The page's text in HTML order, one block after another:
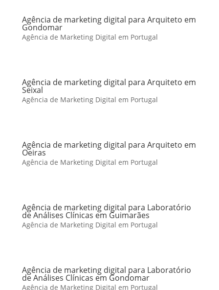
Agência de marketing digital para Arquiteto em
Gondomar
Agência de Marketing Digital em Portugal
Agência de marketing digital para Arquiteto em
Seixal
Agência de Marketing Digital em Portugal
Agência de marketing digital para Arquiteto em
Oeiras
Agência de Marketing Digital em Portugal
Agência de marketing digital para Laboratório
de Análises Clínicas em Guimarães
Agência de Marketing Digital em Portugal
Agência de marketing digital para Laboratório
de Análises Clínicas em Gondomar
Agência de Marketing Digital em Portugal